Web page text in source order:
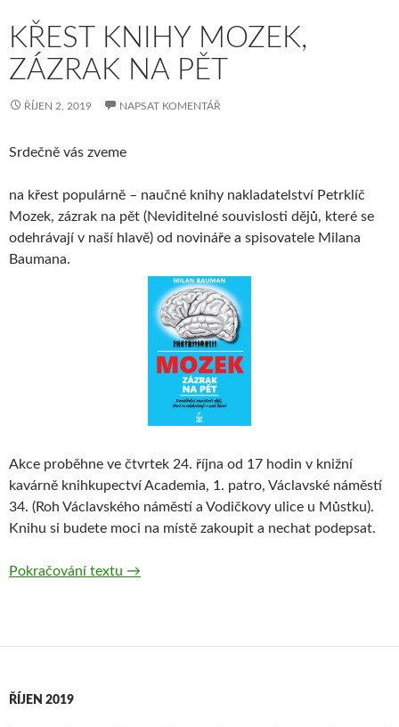
KŘEST KNIHY MOZEK,
ZÁZRAK NA PĚT
ŘÍJEN 2, 2019 NAPSAT KOMENTÁŘ
Srdečně vás zveme
na křest populárně – naučné knihy nakladatelství Petrklíč
Mozek, zázrak na pět (Neviditelné souvislosti dějů, které se
odehrávají v naší hlavě) od novináře a spisovatele Milana
Baumana.
Akce proběhne ve čtvrtek 24. října od 17 hodin v knižní
kavárně knihkupectví Academia, 1. patro, Václavské náměstí
34. (Roh Václavského náměstí a Vodičkovy ulice u Můstku).
Knihu si budete moci na místě zakoupit a nechat podepsat.
Pokračování textu Křest knihy Mozek, zázrak na pět
→
ŘÍJEN 2019